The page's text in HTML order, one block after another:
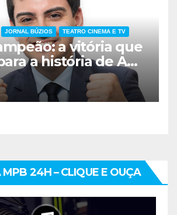
JORNAL BÚZIOS TEATRO CINEMA E TV
a vitória que
a história de A
24H – CLIQUE E OUÇA